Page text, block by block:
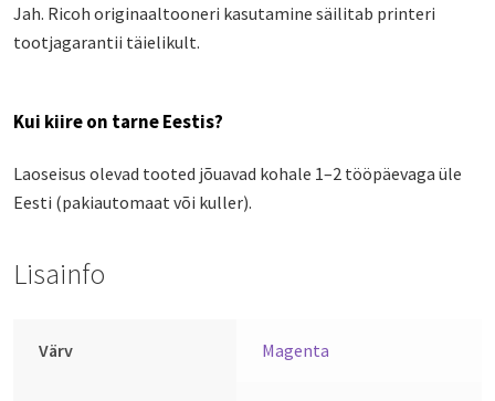
Jah. Ricoh originaaltooneri kasutamine säilitab printeri
tootjagarantii täielikult.
Kui kiire on tarne Eestis?
Laoseisus olevad tooted jõuavad kohale 1–2 tööpäevaga üle
Eesti (pakiautomaat või kuller).
Lisainfo
Värv Magenta